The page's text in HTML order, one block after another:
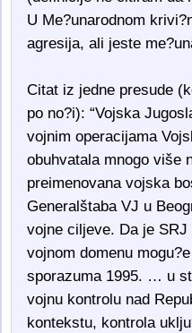
U Me?unarodnom
agresija, ali jeste
Citat iz jedne presude
po no?i): “Vojska
vojnim operacijama
obuhvatala mnogo više
preimenovana vojska
Generalštaba VJ u
vojne ciljeve. Da je
vojnom domenu
sporazuma 1995. … u
vojnu kontrolu nad
kontekstu, kontrola